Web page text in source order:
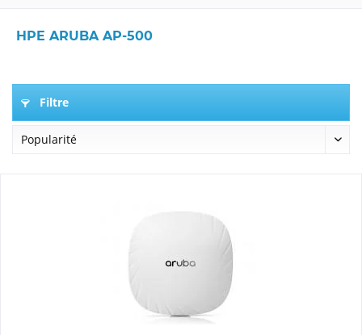
HPE ARUBA AP-500
Filtre